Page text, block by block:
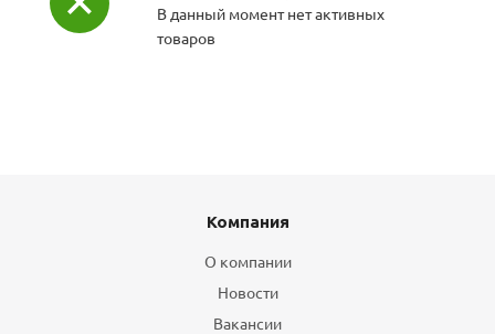
В данный момент нет активных
товаров
Компания
О компании
Новости
Вакансии